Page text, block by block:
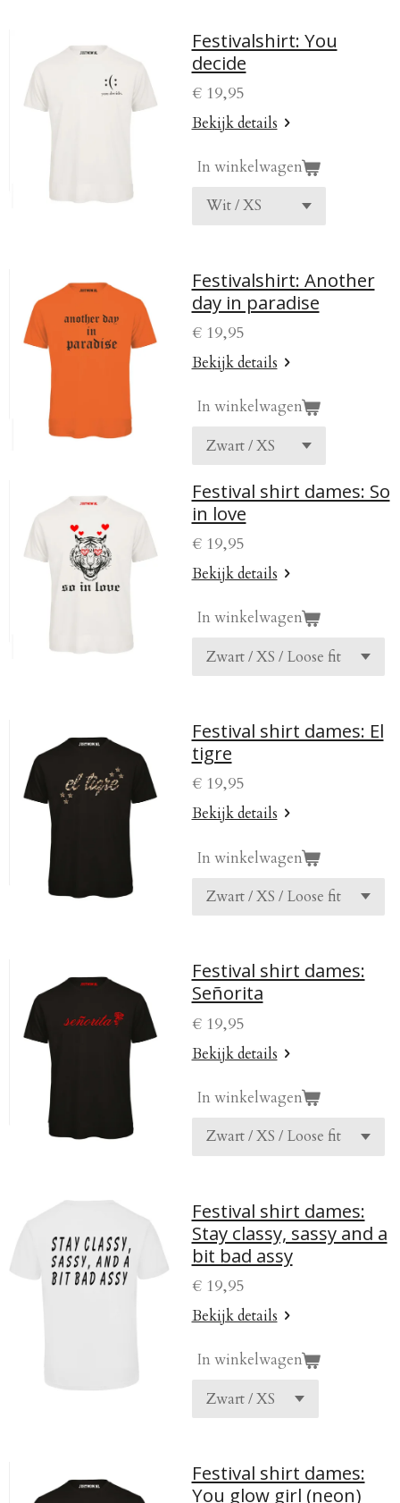
Festivalshirt: You
decide
€ 19,95
Bekijk details
In winkelwagen
Festivalshirt: Another
day in paradise
€ 19,95
Bekijk details
In winkelwagen
Festival shirt dames: So
in love
€ 19,95
Bekijk details
In winkelwagen
Festival shirt dames: El
tigre
€ 19,95
Bekijk details
In winkelwagen
Festival shirt dames:
Señorita
€ 19,95
Bekijk details
In winkelwagen
Festival shirt dames:
Stay classy, sassy and a
bit bad assy
€ 19,95
Bekijk details
In winkelwagen
Festival shirt dames:
You glow girl (neon)